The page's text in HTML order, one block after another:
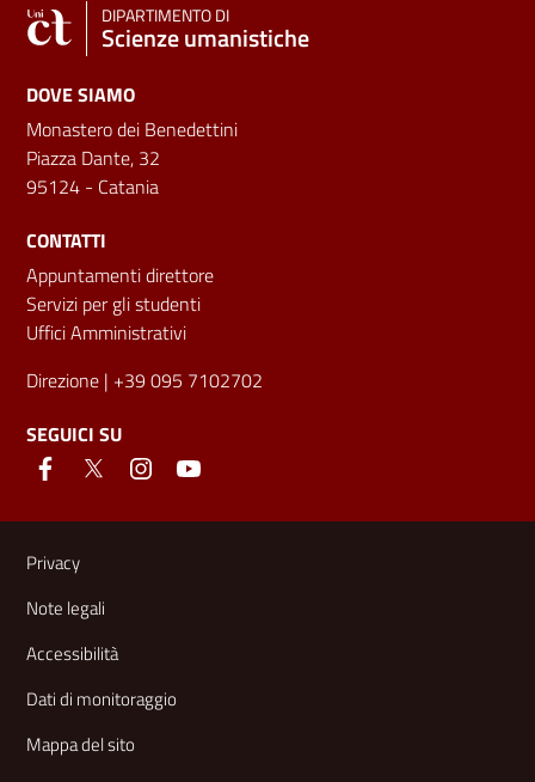
DIPARTIMENTO DI
Scienze umanistiche
DOVE SIAMO
Monastero dei Benedettini
Piazza Dante, 32
95124 - Catania
CONTATTI
Appuntamenti direttore
Servizi per gli studenti
Uffici Amministrativi
Direzione | +39 095 7102702
SEGUICI SU
Link e informazioni utili
Privacy
Note legali
Accessibilità
Dati di monitoraggio
Mappa del sito